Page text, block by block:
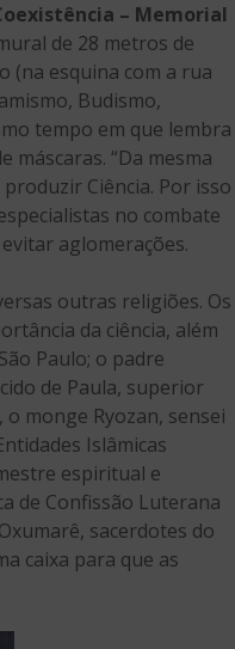
– Memorial
de 28 metros de
(na esquina com a rua
Budismo,
tempo em que lembra
máscaras. “Da mesma
Ciência. Por isso
no combate
aglomerações.
outras religiões. Os
da ciência, além
Paulo; o padre
de Paula, superior
monge Ryozan, sensei
Islâmicas
espiritual e
de Confissão Luterana
sacerdotes do
caixa para que as